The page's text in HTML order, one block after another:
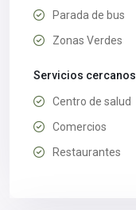
Parada de bus
Zonas Verdes
Servicios cercanos
Centro de salud
Comercios
Restaurantes